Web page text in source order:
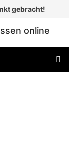
gebracht!
online